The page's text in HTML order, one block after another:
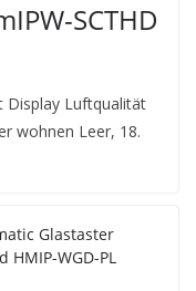
SCTHD
Display Luftqualität
wohnen Leer, 18.
Glastaster
HMIP-WGD-PL